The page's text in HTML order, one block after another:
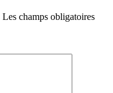
Les champs obligatoires